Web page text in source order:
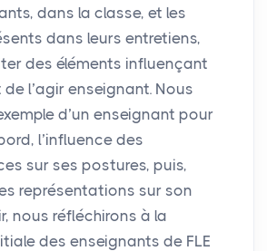
dans la classe, et les
dans leurs entretiens,
des éléments influençant
l’agir enseignant. Nous
d’un enseignant pour
l’influence des
sur ses postures, puis,
représentations sur son
nous réfléchirons à la
des enseignants de FLE